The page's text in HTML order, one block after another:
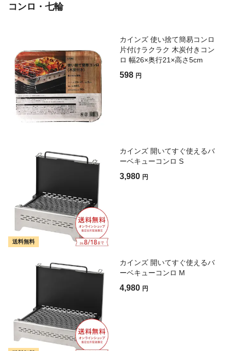
コンロ・七輪
カインズ 使い捨て簡易コンロ
片付けラクラク 木炭付きコン
ロ 幅26×奥行21×高さ5cm
598 円
送料無料
カインズ 開いてすぐ使えるバ
ーベキューコンロ S
3,980 円
カインズ 開いてすぐ使えるバ
ーベキューコンロ M
4,980 円